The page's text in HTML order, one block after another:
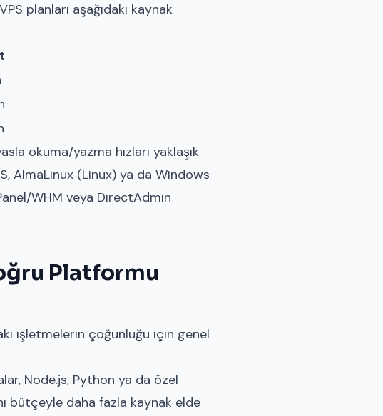
planları aşağıdaki kaynak
okuma/yazma hızları yaklaşık
AlmaLinux (Linux) ya da Windows
WHM veya DirectAdmin
Platformu
işletmelerin çoğunluğu için genel
Node.js, Python ya da özel
bütçeyle daha fazla kaynak elde